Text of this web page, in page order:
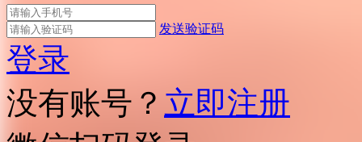
发送验证码
登录
没有账号？ 立即注册